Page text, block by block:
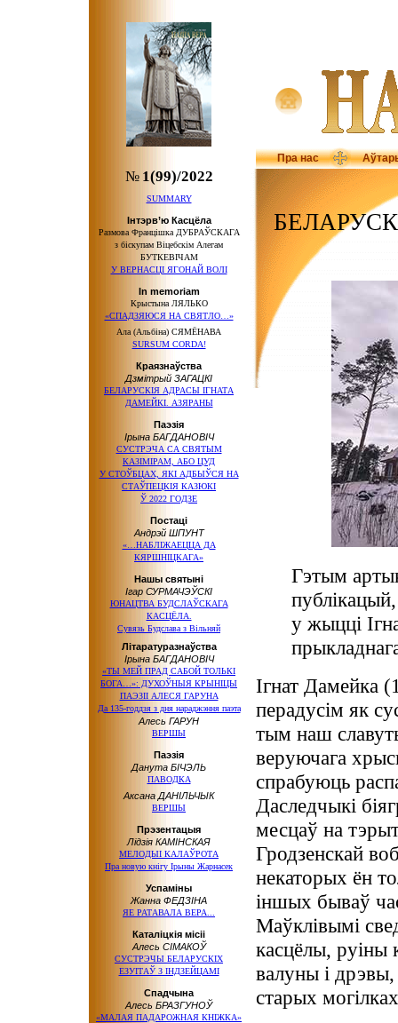
Пра нас
№ 1(99)/2022
SUMMARY
Інтэрв’ю Касцёла
Размова Францішка ДУБРАЎСКАГА
з біскупам Віцебскім Алегам
БУТКЕВІЧАМ
У ВЕРНАСЦІ ЯГОНАЙ ВОЛІ
In memoriam
Крыстына ЛЯЛЬКО
«СПАДЗЯЮСЯ НА СВЯТЛО…»
Ала (Альбіна) СЯМЁНАВА
SURSUM CORDA!
Краязнаўства
Дзмітрый ЗАГАЦКІ
БЕЛАРУСКІЯ АДРАСЫ ІГНАТА
ДАМЕЙКІ. АЗЯРАНЫ
Паэзія
Ірына БАГДАНОВІЧ
СУСТРЭЧА СА СВЯТЫМ
КАЗІМІРАМ, АБО ЦУД
У СТОЎБЦАХ, ЯКІ АДБЫЎСЯ НА
СТАЎПЕЦКІЯ КАЗЮКІ
Ў 2022 ГОДЗЕ
Постаці
Андрэй ШПУНТ
«…НАБЛІЖАЕЦЦА ДА
КЯРШНІЦКАГА»
Нашы святыні
Ігар СУРМАЧЭЎСКІ
ЮНАЦТВА БУДСЛАЎСКАГА
КАСЦЁЛА.
Сувязь Будслава з Вільняй
Літаратуразнаўства
Ірына БАГДАНОВІЧ
«ТЫ МЕЙ ПРАД САБОЙ ТОЛЬКІ
БОГА…»: ДУХОЎНЫЯ КРЫНІЦЫ
ПАЭЗІІ АЛЕСЯ ГАРУНА
Да 135-годдзя з дня нараджэння паэта
Алесь ГАРУН
ВЕРШЫ
Паэзія
Данута БІЧЭЛЬ
ПАВОДКА
Аксана ДАНІЛЬЧЫК
ВЕРШЫ
Прэзентацыя
Лідзія КАМІНСКАЯ
МЕЛОДЫІ КАЛАЎРОТА
Пра новую кнігу Ірыны Жарнасек
Успаміны
Жанна ФЕДЗІНА
ЯЕ РАТАВАЛА ВЕРА...
Каталіцкія місіі
Алесь СІМАКОЎ
СУСТРЭЧЫ БЕЛАРУСКІХ
ЕЗУІТАЎ З ІНДЗЕЙЦАМІ
Спадчына
Алесь БРАЗГУНОЎ
«МАЛАЯ ПАДАРОЖНАЯ КНІЖКА»
Гэтым
у жыцці
Ігнат Дамейка
перадусім як
тым наш
веруючага
спрабуюць
Даследчыкі
месцаў на
Гродзенскай
некаторых ён
іншых бываў
Маўклівымі
касцёлы, руіны
валуны і
старых